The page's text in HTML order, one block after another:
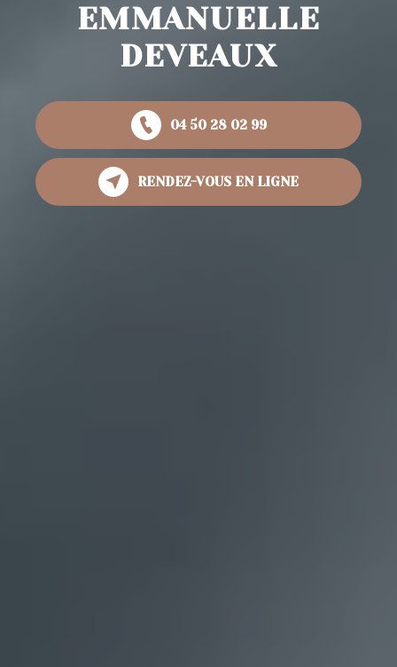
EMMANUELLE
DEVEAUX
04 50 28 02 99
RENDEZ-VOUS EN LIGNE